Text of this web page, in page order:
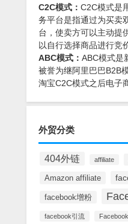
C2C模式： C2C模式是
务平台是指通过为买卖
台，使卖方可以主动提
以自行选择商品进行竞
ABC模式： ABC模式是
被誉为继阿里巴巴B2B
淘宝C2C模式之后电子
外贸分类
404外链 affiliate
Amazon affiliate
facebook增粉
facebook引流